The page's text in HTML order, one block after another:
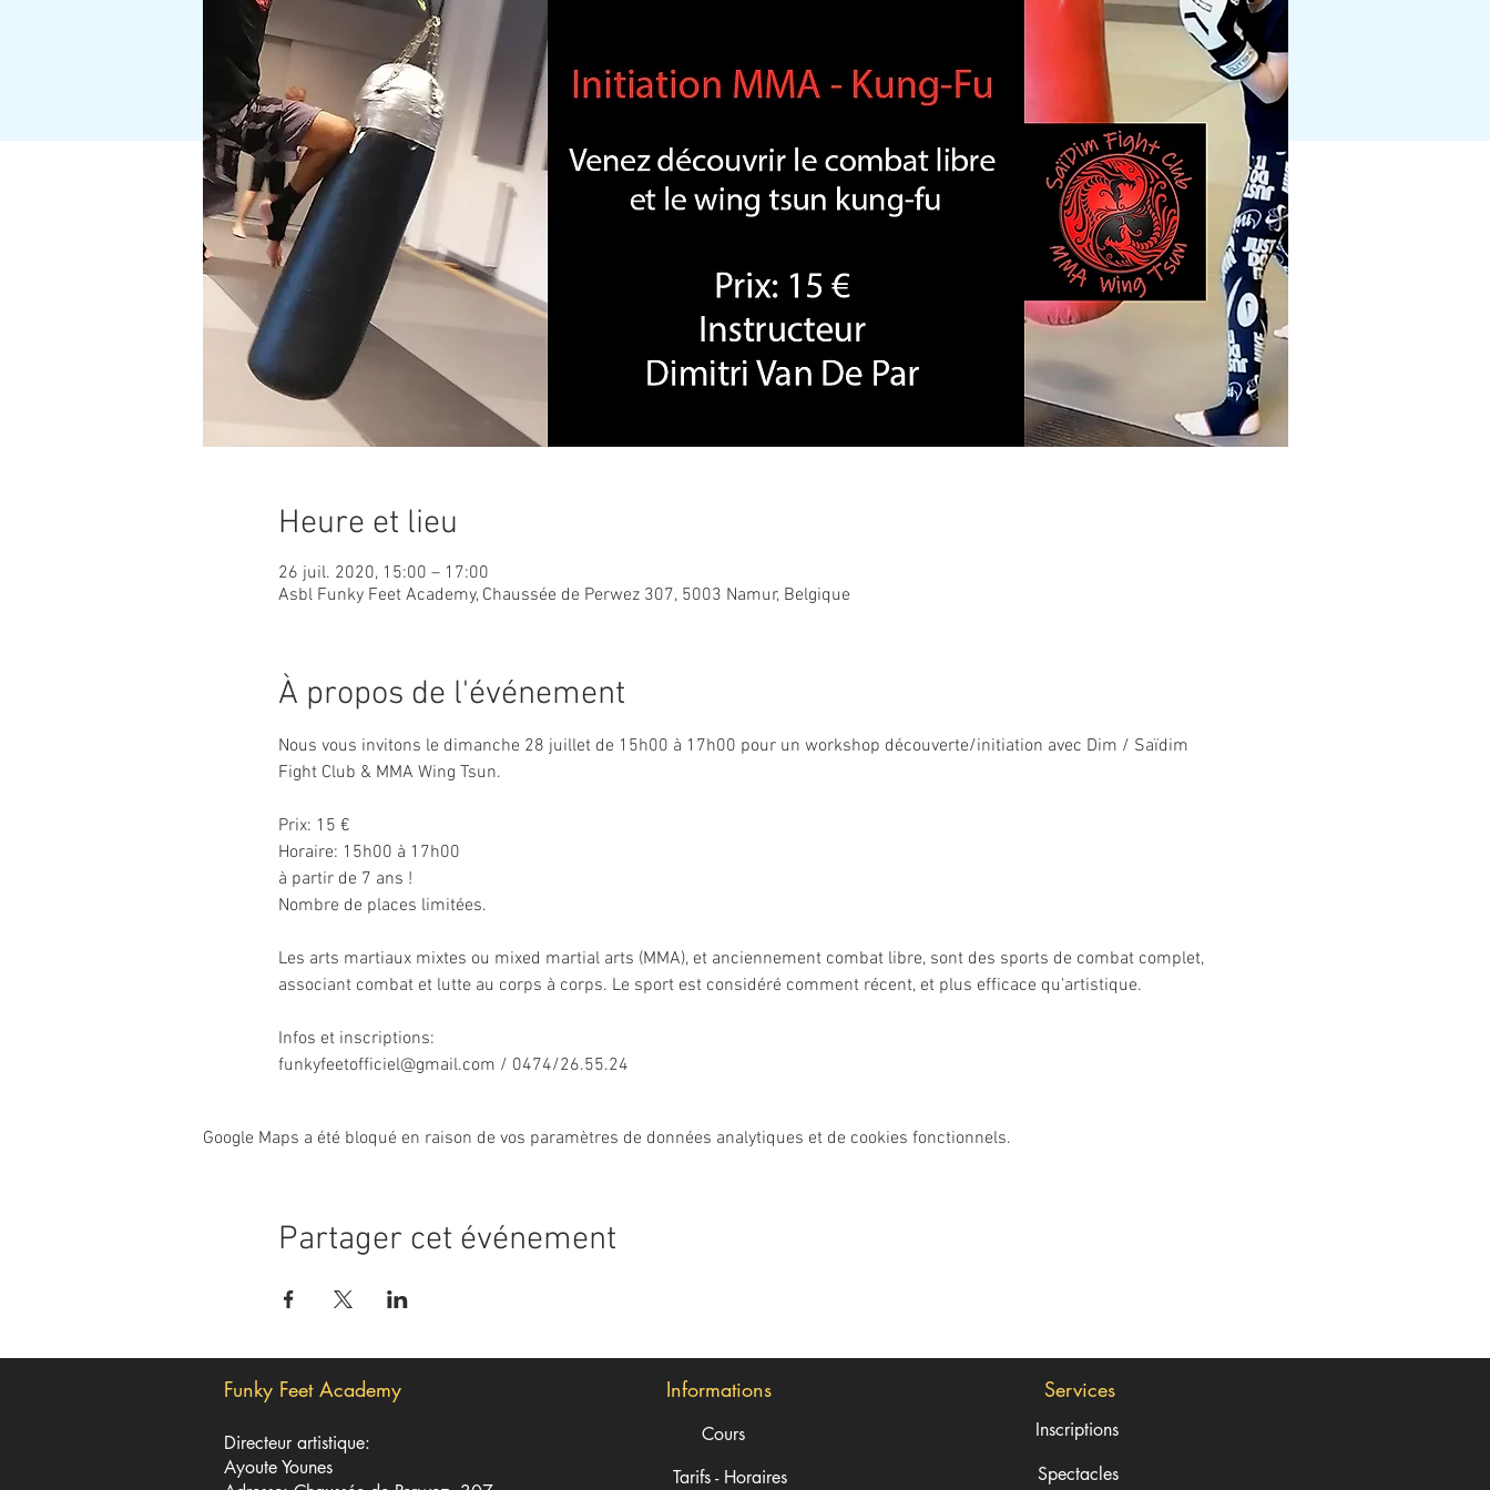
Heure et lieu
26 juil. 2020, 15:00 – 17:00
Asbl Funky Feet Academy, Chaussée de Perwez 307, 5003 Namur, Belgique
À propos de l'événement
Nous vous invitons le dimanche 28 juillet de 15h00 à 17h00 pour un workshop découverte/initiation avec Dim / Saïdim
Fight Club & MMA Wing Tsun.
Prix: 15 €
Horaire: 15h00 à 17h00
à partir de 7 ans !
Nombre de places limitées.
Les arts martiaux mixtes ou mixed martial arts (MMA), et anciennement combat libre, sont des sports de combat complet,
associant combat et lutte au corps à corps. Le sport est considéré comment récent, et plus efficace qu'artistique.
Infos et inscriptions:
funkyfeetofficiel@gmail.com / 0474/26.55.24
Google Maps a été bloqué en raison de vos paramètres de données analytiques et de cookies fonctionnels.
Partager cet événement
Funky Feet Academy
Directeur artistique:
Ayoute Younes
Informations
Cours
Tarifs - Horaires
Services
Inscriptions
Spectacles